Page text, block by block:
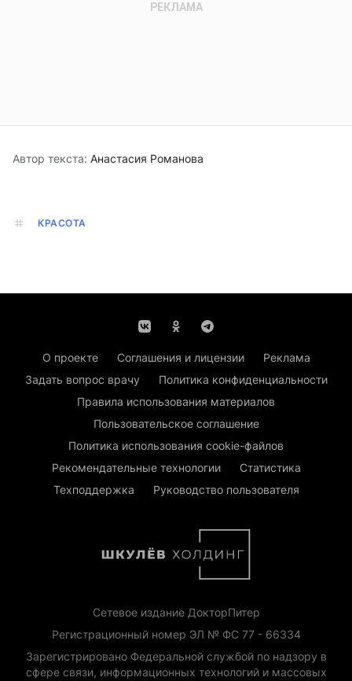
Автор текста: Анастасия Романова
КРАСОТА
О проекте Соглашения и лицензии
Реклама
Задать вопрос врачу
Политика конфиденциальности
Правила использования материалов
Пользовательское соглашение
Политика использования cookie-файлов
Рекомендательные технологии
Статистика
Техподдержка
Руководство пользователя
Сетевое издание ДокторПитер
Регистрационный номер ЭЛ № ФС 77 - 66334
Зарегистрировано Федеральной службой по надзору в
сфере связи, информационных технологий и массовых